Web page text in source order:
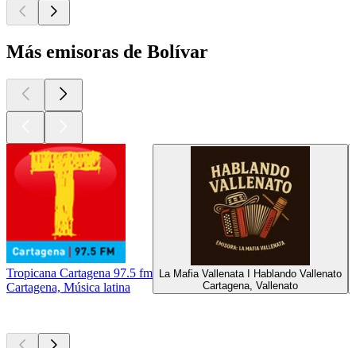
Más emisoras de Bolívar
Tropicana Cartagena 97.5 fm
Cartagena, Música latina
La Mafia Vallenata I Hablando Vallenato
Cartagena, Vallenato